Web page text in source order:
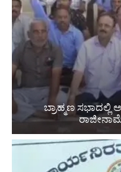
ಬ್ರಾಹ್ಮಣ